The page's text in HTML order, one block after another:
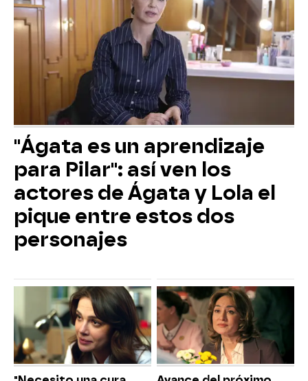
"Ágata es un aprendizaje
para Pilar": así ven los
actores de Ágata y Lola el
pique entre estos dos
personajes